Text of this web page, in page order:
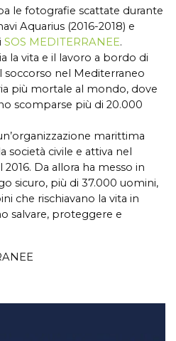
le fotografie scattate durante
Aquarius (2016-2018) e
SOS MEDITERRANEE.
la vita e il lavoro a bordo di
soccorso nel Mediterraneo
più mortale al mondo, dove
scomparse più di 20.000
marittima
società civile e attiva nel
Da allora ha messo in
sicuro, più di 37.000 uomini,
che rischiavano la vita in
salvare, proteggere e